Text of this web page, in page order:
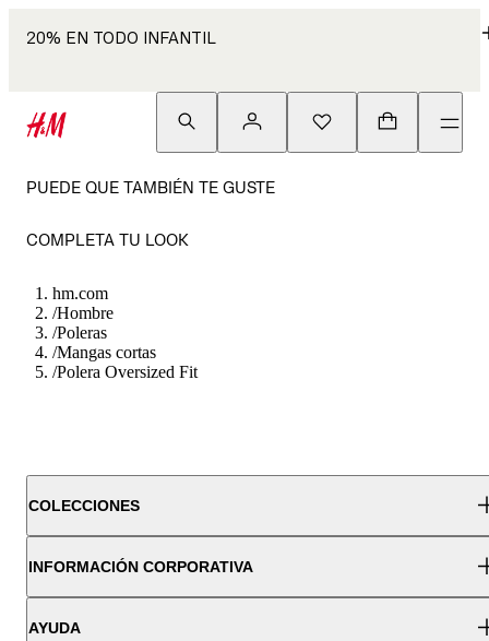
20% EN TODO INFANTIL
PUEDE QUE TAMBIÉN TE GUSTE
COMPLETA TU LOOK
hm.com
/Hombre
/Poleras
/Mangas cortas
/Polera Oversized Fit
COLECCIONES
INFORMACIÓN CORPORATIVA
AYUDA